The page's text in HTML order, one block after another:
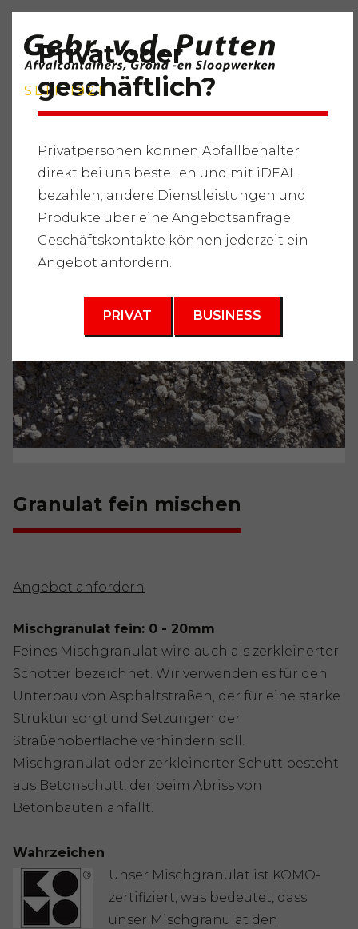
SEIT 1921
Startseite " Dienstleistungen " Lieferung von Rohstoffen
Lieferung von Mischgranulat " Granulat fein mischen
Granulat fein mischen
Angebot anfordern
Mischgranulat fein: 0 - 20mm
Feines Mischgranulat wird auch als zerkleinerter
Schotter bezeichnet. Wir verwenden es für den
Unterbau von Asphaltstraßen, der für eine starke
Struktur sorgt und Setzungen der
Straßenoberfläche verhindern soll.
Mischgranulat oder zerkleinerter Schutt besteht
aus Betonschutt, der beim Abriss von
Betonbauten anfällt.
Wahrzeichen
Unser Mischgranulat ist KOMO-
zertifiziert, was bedeutet, dass
unser Mischgranulat den
Privat oder
geschäftlich?
Privatpersonen können Abfallbehälter
direkt bei uns bestellen und mit iDEAL
bezahlen; andere Dienstleistungen und
Produkte über eine Angebotsanfrage.
Geschäftskontakte können jederzeit ein
Angebot anfordern.
PRIVAT BUSINESS